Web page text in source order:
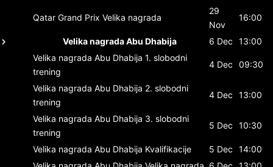
Qatar Grand Prix Velika nagrada
29
Nov
16:00
Velika nagrada Abu Dhabija 6 Dec
13:00
Velika nagrada Abu Dhabija 1. slobodni
trening
4 Dec 09:30
Velika nagrada Abu Dhabija 2. slobodni
trening
4 Dec 13:00
Velika nagrada Abu Dhabija 3. slobodni
trening
5 Dec 10:30
Velika nagrada Abu Dhabija Kvalifikacije 5 Dec
14:00